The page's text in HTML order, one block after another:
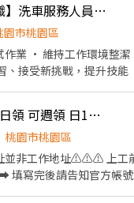
單日檔時津貼5/H=225/
日檔時津貼5/H=225/時
長榮倉) 2.⭐️新北新莊體育館
45長榮倉 ⬇️上班時間
圖詢問) 📢【防詐騙提醒
工作請認明官方管道，
協助疏散人
告與記錄 •填寫巡
的環境
統通知 收件人前來領取。 •包
確 保包裹不受損或遺失。 •
快 遞，並確保交付給指定物
📣【供餐｜假日兼職】洗車服務人員｜分分鐘桃園力行店
園市桃園區
極參與團隊
願意學習、接受新挑戰，提升技能
桃園區 誠徵粗工 可日領 可週領 日1570起
桃園市桃園區
⚠️⚠️⚠️ 上工前順序如下🢃 加入
填寫完後請告知官方帳